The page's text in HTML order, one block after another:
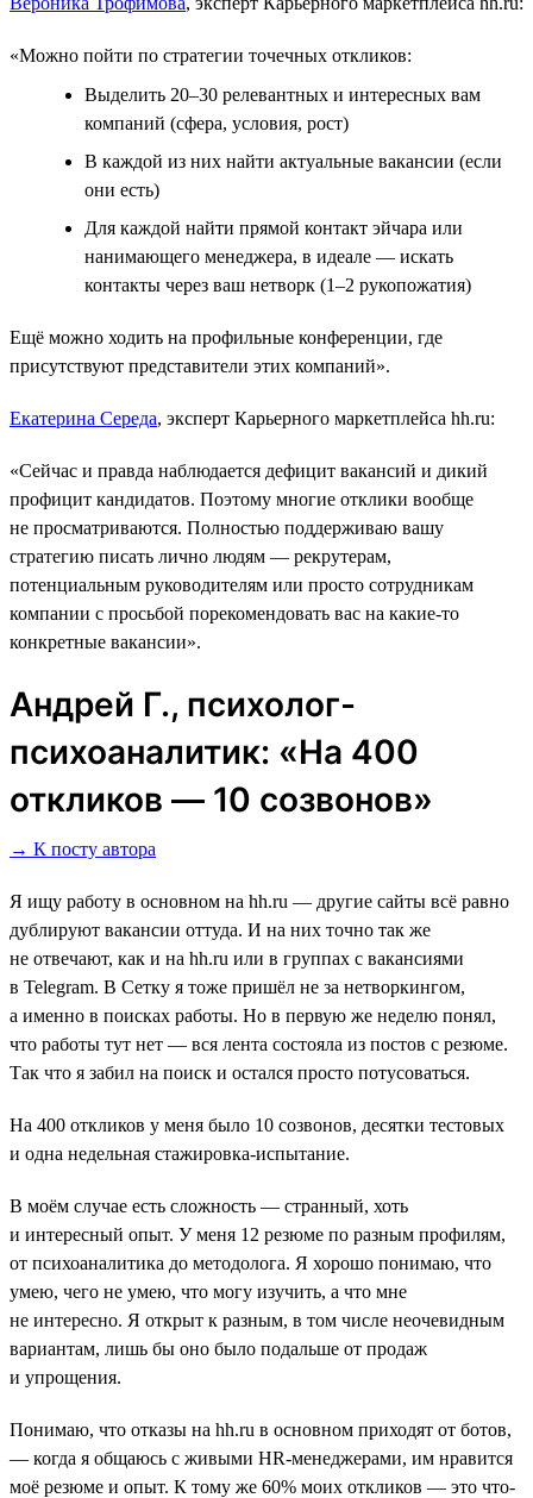
«Можно пойти по стратегии точечных откликов:
Выделить 20–30 релевантных и интересных вам
компаний (сфера, условия, рост)
В каждой из них найти актуальные вакансии (если
они есть)
Для каждой найти прямой контакт эйчара или
нанимающего менеджера, в идеале ― искать
контакты через ваш нетворк (1–2 рукопожатия)
Ещё можно ходить на профильные конференции, где
присутствуют представители этих компаний».
Екатерина Середа, эксперт Карьерного маркетплейса hh.ru:
«Сейчас и правда наблюдается дефицит вакансий и дикий
профицит кандидатов. Поэтому многие отклики вообще
не просматриваются. Полностью поддерживаю вашу
стратегию писать лично людям ― рекрутерам,
потенциальным руководителям или просто сотрудникам
компании с просьбой порекомендовать вас на какие-то
конкретные вакансии».
Андрей Г., психолог-
психоаналитик: «На 400
откликов ― 10 созвонов»
→ К посту автора
Я ищу работу в основном на hh.ru ― другие сайты всё равно
дублируют вакансии оттуда. И на них точно так же
не отвечают, как и на hh.ru или в группах с вакансиями
в Telegram. В Сетку я тоже пришёл не за нетворкингом,
а именно в поисках работы. Но в первую же неделю понял,
что работы тут нет ― вся лента состояла из постов с резюме.
Так что я забил на поиск и остался просто потусоваться.
На 400 откликов у меня было 10 созвонов, десятки тестовых
и одна недельная стажировка-испытание.
В моём случае есть сложность — странный, хоть
и интересный опыт. У меня 12 резюме по разным профилям,
от психоаналитика до методолога. Я хорошо понимаю, что
умею, чего не умею, что могу изучить, а что мне
не интересно. Я открыт к разным, в том числе неочевидным
вариантам, лишь бы оно было подальше от продаж
и упрощения.
Понимаю, что отказы на hh.ru в основном приходят от ботов,
― когда я общаюсь с живыми HR-менеджерами, им нравится
моё резюме и опыт. К тому же 60% моих откликов ― это что-